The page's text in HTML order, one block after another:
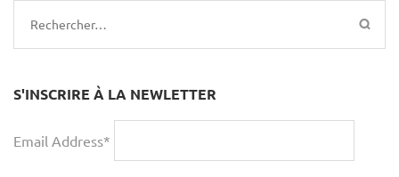
Rechercher :
S'INSCRIRE À LA NEWLETTER
Email Address*